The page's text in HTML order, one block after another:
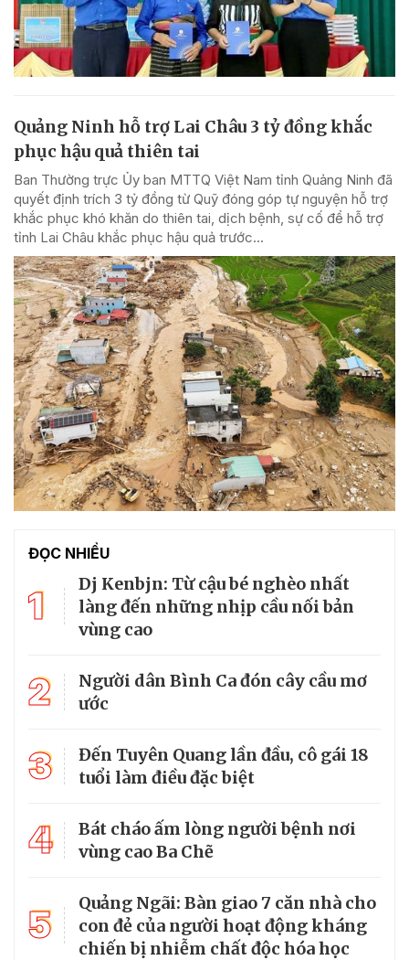
Quảng Ninh hỗ trợ Lai Châu 3 tỷ đồng khắc
phục hậu quả thiên tai
Ban Thường trực Ủy ban MTTQ Việt Nam tỉnh Quảng Ninh đã
quyết định trích 3 tỷ đồng từ Quỹ đóng góp tự nguyện hỗ trợ
khắc phục khó khăn do thiên tai, dịch bệnh, sự cố để hỗ trợ
tỉnh Lai Châu khắc phục hậu quả trước...
ĐỌC NHIỀU
1
Dj Kenbjn: Từ cậu bé nghèo nhất
làng đến những nhịp cầu nối bản
vùng cao
2
Người dân Bình Ca đón cây cầu mơ
ước
3
Đến Tuyên Quang lần đầu, cô gái 18
tuổi làm điều đặc biệt
4
Bát cháo ấm lòng người bệnh nơi
vùng cao Ba Chẽ
5
Quảng Ngãi: Bàn giao 7 căn nhà cho
con đẻ của người hoạt động kháng
chiến bị nhiễm chất độc hóa học